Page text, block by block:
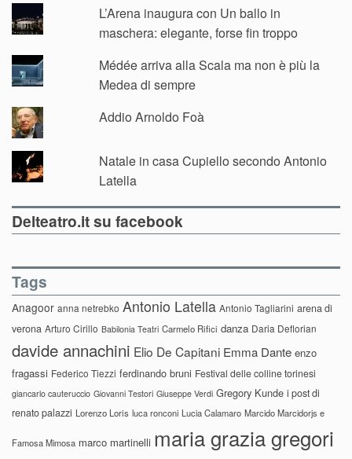
L’Arena inaugura con Un ballo in
maschera: elegante, forse fin troppo
Médée arriva alla Scala ma non è più la
Medea di sempre
Addio Arnoldo Foà
Natale in casa Cupiello secondo Antonio
Latella
Delteatro.it su facebook
Tags
Anagoor anna netrebko Antonio Latella Antonio Tagliarini arena di
verona Arturo Cirillo Babilonia Teatri Carmelo Rifici danza Daria Deflorian
davide annachini Elio De Capitani Emma Dante enzo
fragassi Federico Tiezzi ferdinando bruni Festival delle colline torinesi
giancarlo cauteruccio Giovanni Testori Giuseppe Verdi Gregory Kunde i post di
renato palazzi Lorenzo Loris luca ronconi Lucia Calamaro Marcido Marcidorjs e
Famosa Mimosa marco martinelli maria grazia gregori